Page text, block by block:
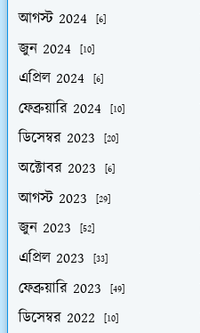
আগস্ট 2024 [6]
জুন 2024 [10]
এপ্রিল 2024 [6]
ফেব্রুয়ারি 2024 [10]
ডিসেম্বর 2023 [20]
অক্টোবর 2023 [6]
আগস্ট 2023 [29]
জুন 2023 [52]
এপ্রিল 2023 [33]
ফেব্রুয়ারি 2023 [49]
ডিসেম্বর 2022 [10]